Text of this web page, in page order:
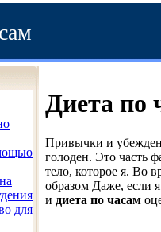
для
Диета по
Привычки и
голоден. Это часть
тело, которое я. Во
образом Даже, если
и диета по часам